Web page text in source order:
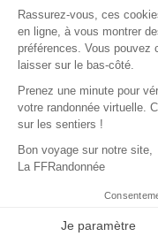
En fournissant mon
newsletter
de notre politique de
Rassurez-vous, ces
en ligne, à vous montrer
préférences. Vous pouvez
laisser sur le bas-côté.
Prenez une minute pour
votre randonnée virtuelle.
sur les sentiers !
Bon voyage sur notre site,
La FFRandonnée
Je paramètre